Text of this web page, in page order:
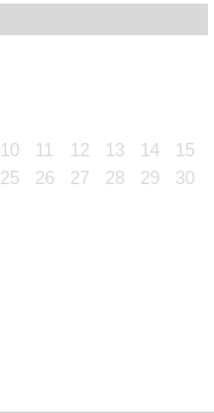
10 11 12 13 14
15
25 26 27 28 29
30